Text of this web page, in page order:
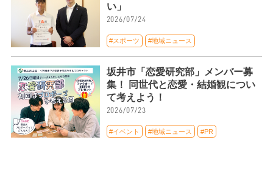
い」
2026/07/24
#スポーツ #地域ニュース
坂井市「恋愛研究部」メンバー募
集！ 同世代と恋愛・結婚観につい
て考えよう！
2026/07/23
#イベント #地域ニュース #PR